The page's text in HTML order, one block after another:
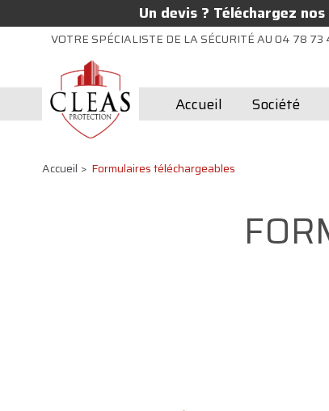
Un devis ? Téléchargez
VOTRE SPÉCIALISTE DE LA SÉCURITÉ AU 04 78
Accueil Société
Accueil Formulaires téléchargeables